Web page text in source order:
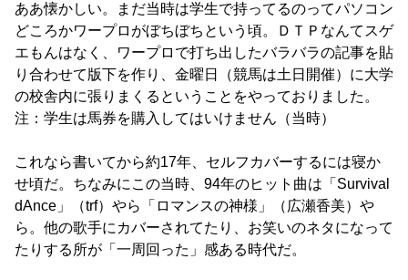
ああ懐かしい。まだ当時は学生で持ってるのってパソコン
どころかワープロがぼちぼちという頃。ＤＴＰなんてスゲ
エもんはなく、ワープロで打ち出したバラバラの記事を貼
り合わせて版下を作り、金曜日（競馬は土日開催）に大学
の校舎内に張りまくるということをやっておりました。
注：学生は馬券を購入してはいけません（当時）
これなら書いてから約17年、セルフカバーするには寝か
せ頃だ。ちなみにこの当時、94年のヒット曲は「Survival
dAnce」（trf）やら「ロマンスの神様」（広瀬香美）や
ら。他の歌手にカバーされてたり、お笑いのネタになって
たりする所が「一周回った」感ある時代だ。